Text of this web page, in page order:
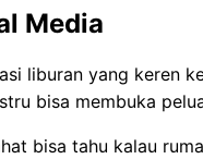
Media
liburan yang keren
bisa membuka
bisa tahu kalau